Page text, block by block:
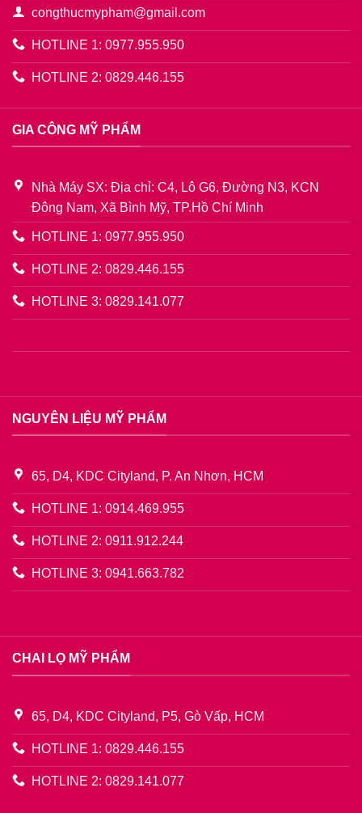
congthucmypham@gmail.com
HOTLINE 1: 0977.955.950
HOTLINE 2: 0829.446.155
GIA CÔNG MỸ PHẨM
Nhà Máy SX: Địa chỉ: C4, Lô G6, Đường N3, KCN
Đông Nam, Xã Bình Mỹ, TP.Hồ Chí Minh
HOTLINE 1: 0977.955.950
HOTLINE 2: 0829.446.155
HOTLINE 3: 0829.141.077
NGUYÊN LIỆU MỸ PHẨM
65, D4, KDC Cityland, P. An Nhơn, HCM
HOTLINE 1: 0914.469.955
HOTLINE 2: 0911.912.244
HOTLINE 3: 0941.663.782
CHAI LỌ MỸ PHẨM
65, D4, KDC Cityland, P5, Gò Vấp, HCM
HOTLINE 1: 0829.446.155
HOTLINE 2: 0829.141.077